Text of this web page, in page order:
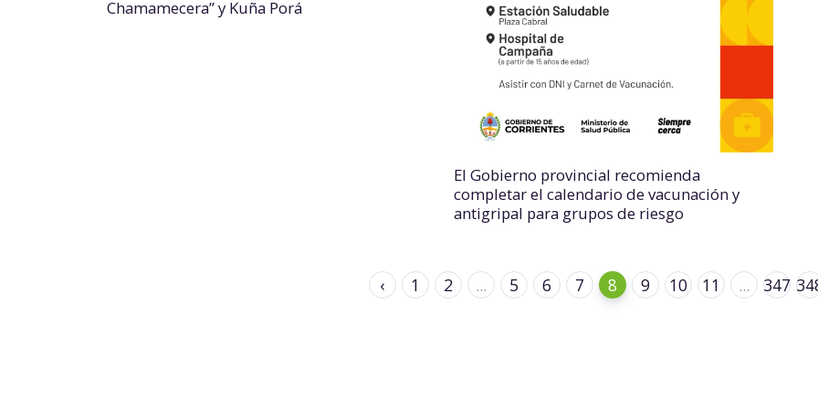
Chamamecera” y Kuña Porá
El Gobierno provincial recomienda
completar el calendario de vacunación y
antigripal para grupos de riesgo
‹ 1 2 ... 5 6 7 8 9 10 11 ... 347